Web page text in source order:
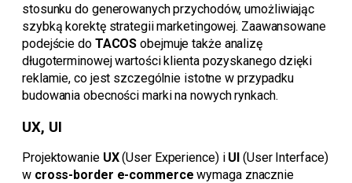
stosunku do generowanych przychodów, umożliwiając
szybką korektę strategii marketingowej. Zaawansowane
podejście do TACOS obejmuje także analizę
długoterminowej wartości klienta pozyskanego dzięki
reklamie, co jest szczególnie istotne w przypadku
budowania obecności marki na nowych rynkach.
UX, UI
Projektowanie UX(User Experience) i UI (User Interface)
w cross-border e-commerce wymaga znacznie